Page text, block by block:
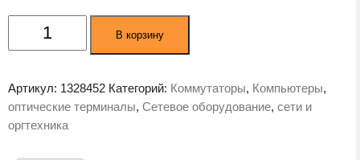
Количество
товара
Link
1210-
В корзину
Артикул: 1328452 Категорий: Коммутаторы, Компьютеры,
оптические терминалы, Сетевое оборудование, сети и
оргтехника